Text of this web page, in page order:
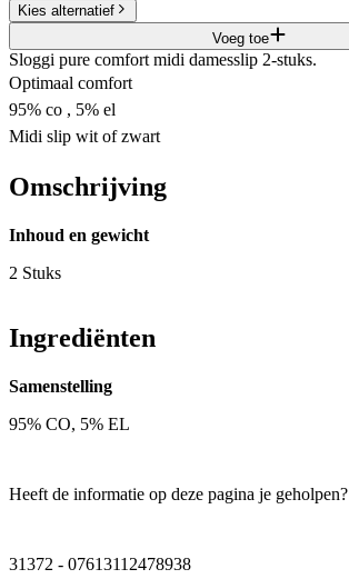
Kies alternatief
Voeg toe
Sloggi pure comfort midi damesslip 2-stuks.
Optimaal comfort
95% co , 5% el
Midi slip wit of zwart
Omschrijving
Inhoud en gewicht
2 Stuks
Ingrediënten
Samenstelling
95% CO, 5% EL
Heeft de informatie op deze pagina je geholpen?
31372 - 07613112478938